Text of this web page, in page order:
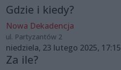
Gdzie i kiedy?
Nowa Dekadencja
ul. Partyzantów 2
niedziela, 23 lutego 2025, 17:15
Za ile?